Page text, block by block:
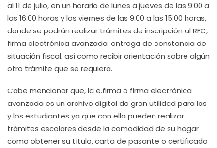
al 11 de julio, en un horario de lunes a jueves de las 9:00 a
las 16:00 horas y los viernes de las 9:00 a las 15:00 horas,
donde se podrán realizar trámites de inscripción al RFC,
firma electrónica avanzada, entrega de constancia de
situación fiscal, así como recibir orientación sobre algún
otro trámite que se requiera.
Cabe mencionar que, la e.firma o firma electrónica
avanzada es un archivo digital de gran utilidad para las
y los estudiantes ya que con ella pueden realizar
trámites escolares desde la comodidad de su hogar
como obtener su título, carta de pasante o certificado